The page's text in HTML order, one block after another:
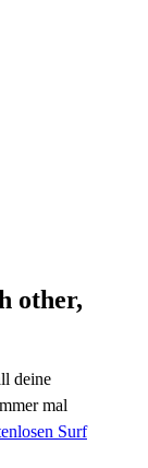
other,
deine
mal
Surf